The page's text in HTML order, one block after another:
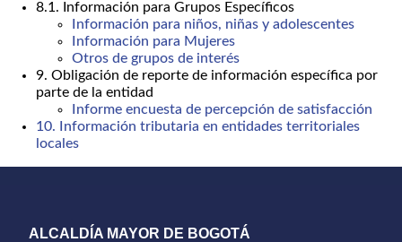
8.1. Información para Grupos Específicos
Información para niños, niñas y adolescentes
Información para Mujeres
Otros de grupos de interés
9. Obligación de reporte de información específica por
parte de la entidad
Informe encuesta de percepción de satisfacción
10. Información tributaria en entidades territoriales
locales
ALCALDÍA MAYOR DE BOGOTÁ